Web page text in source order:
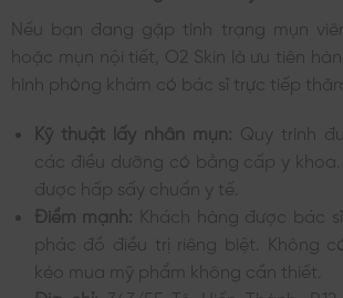
Nếu bạn đang gặp tình trạng mụn
hoặc mụn nội tiết, O2 Skin là ưu tiên
hình phòng khám có bác sĩ trực tiếp
Kỹ thuật lấy nhân mụn: Quy trình
các điều dưỡng có bằng cấp y khoa.
được hấp sấy chuẩn y tế.
Điểm mạnh: Khách hàng được bác
phác đồ điều trị riêng biệt. Không
kéo mua mỹ phẩm không cần thiết.